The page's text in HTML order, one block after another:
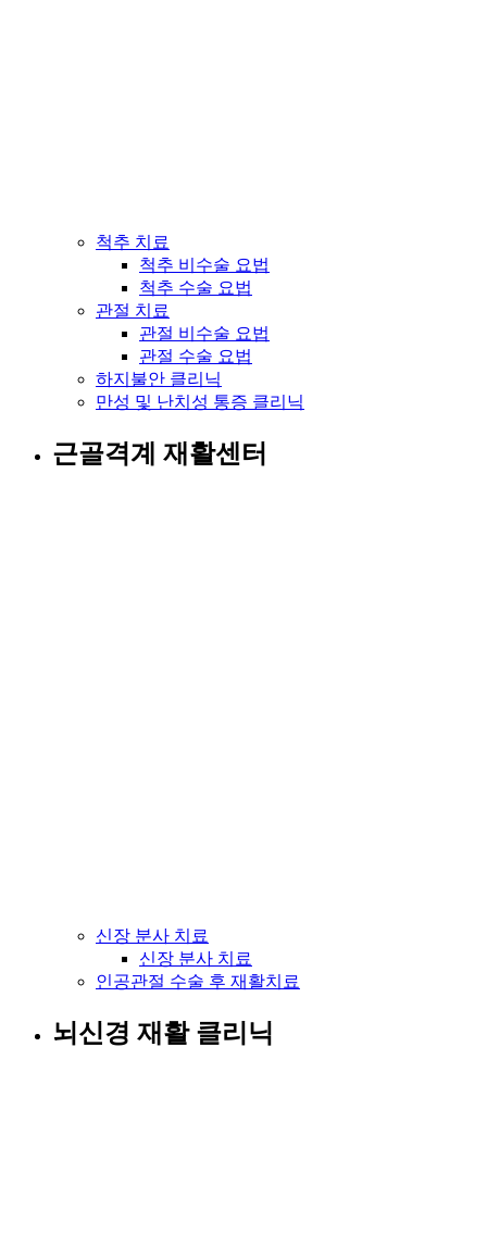
척추 치료
척추 비수술 요법
척추 수술 요법
관절 치료
관절 비수술 요법
관절 수술 요법
하지불안 클리닉
만성 및 난치성 통증 클리닉
근골격계 재활센터
신장 분사 치료
신장 분사 치료
인공관절 수술 후 재활치료
뇌신경 재활 클리닉